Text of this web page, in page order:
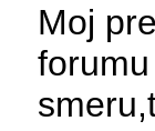
Moj